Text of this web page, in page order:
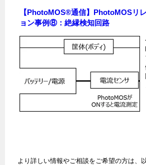
【PhotoMOS®通信】PhotoMOSリ
ョン事例⑧：絶縁検知回路
より詳しい情報やご相談をご希望の方は、